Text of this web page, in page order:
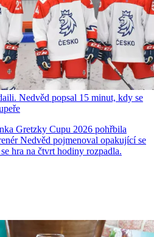
Nedvěd popsal 15 minut, kdy se
Gretzky Cupu 2026 pohřbila
Nedvěd pojmenoval opakující se
hra na čtvrt hodiny rozpadla.